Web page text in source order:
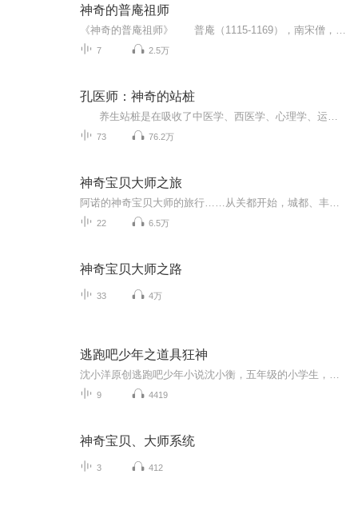
神奇的普庵祖师
7 2.5万
孔医师：神奇的站桩
73 76.2万
神奇宝贝大师之旅
22 6.5万
神奇宝贝大师之路
33 4万
逃跑吧少年之道具狂神
9 4419
神奇宝贝、大师系统
3 412